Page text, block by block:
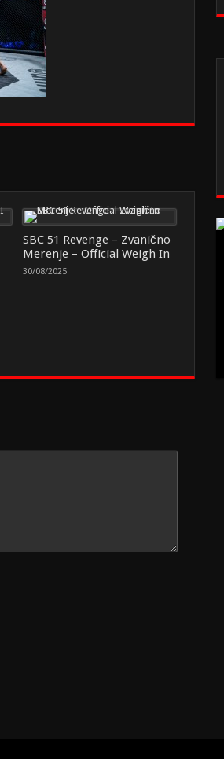
SBC 51 Revenge – Zvanično
Merenje – Official Weigh In
30/08/2025